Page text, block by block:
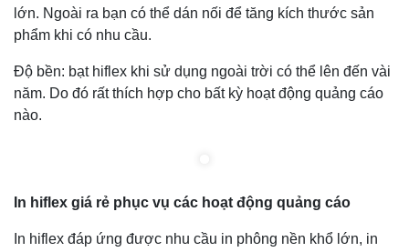
lớn. Ngoài ra bạn có thể dán nối để tăng kích thước sản
phẩm khi có nhu cầu.
Độ bền: bạt hiflex khi sử dụng ngoài trời có thể lên đến vài
năm. Do đó rất thích hợp cho bất kỳ hoạt động quảng cáo
nào.
In hiflex giá rẻ phục vụ các hoạt động quảng cáo
In hiflex đáp ứng được nhu cầu in phông nền khổ lớn, in